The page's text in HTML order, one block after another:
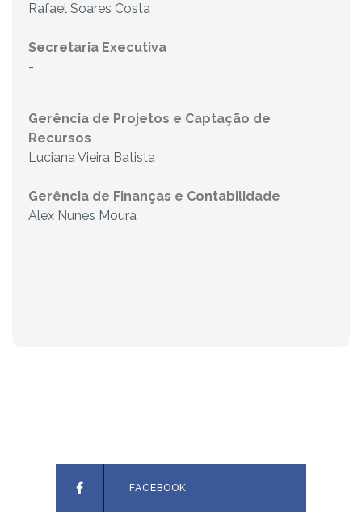
Rafael Soares Costa
Secretaria Executiva
-
Gerência de Projetos e Captação de
Recursos
Luciana Vieira Batista
Gerência de Finanças e Contabilidade
Alex Nunes Moura
FACEBOOK